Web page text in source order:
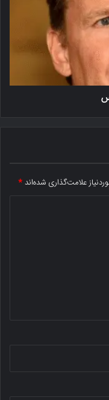
علامت‌گذاری شده‌اند*